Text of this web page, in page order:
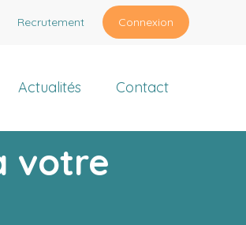
Recrutement Connexion
Actualités
Contact
votre